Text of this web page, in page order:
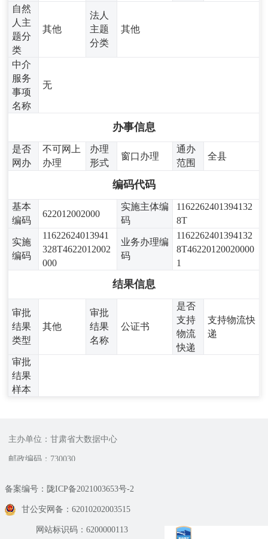
自然
人主
题分
类
其他
法人
主题
分类
其他
中介
服务
事项
名称
无
办事信息
是否
网办
不可网上
办理
办理
形式
窗口办理
通办
范围
全县
编码代码
基本
编码
622012002000
实施主体编
码
1162262401394132
8T
实施
编码
11622624013941
328T4622012002
000
业务办理编
码
1162262401394132
8T46220120020000
1
结果信息
审批
结果
类型
其他
审批
结果
名称
公证书
是否
支持
物流
快递
支持物流快
递
审批
结果
样本
主办单位：甘肃省大数据中心
邮政编码：730030
备案编号：陇ICP备2021003653号-2
甘公安网备：62010202003515
网站标识码：6200000113